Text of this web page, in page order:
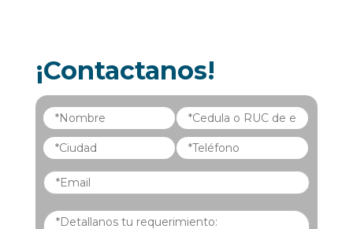
¡Contactanos!